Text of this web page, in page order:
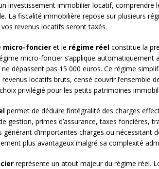
investissement immobilier locatif, comprendre
La fiscalité immobilière repose sur plusieurs
revenus locatifs seront taxés.
micro-foncieret le régime réelconstitue la
micro-foncier s’applique automatiquement
dépassent pas 15 000 euros. Ce régime
locatifs bruts, censé couvrir l’ensemble
privilégié pour les petits patrimoines
permet de déduire l’intégralité des charges
gestion, primes d’assurance, taxes foncières,
générant d’importantes charges ou nécessitant
plus avantageux malgré sa complexité
représente un atout majeur du régime réel.